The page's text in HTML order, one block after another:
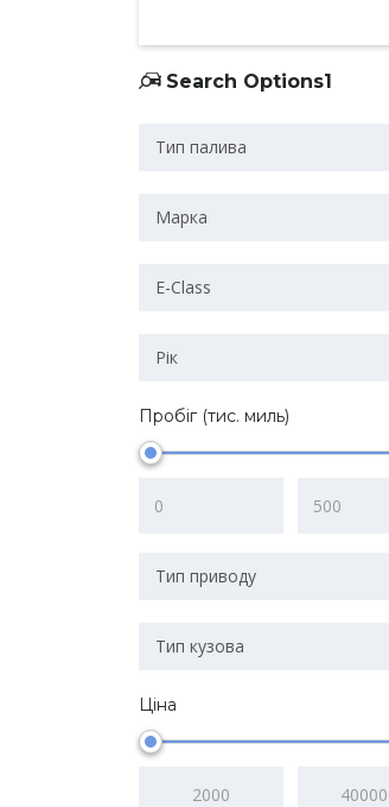
Search Options1
Тип палива
Марка
E-Class
Рік
Пробіг (тис. миль)
Тип приводу
Тип кузова
Ціна